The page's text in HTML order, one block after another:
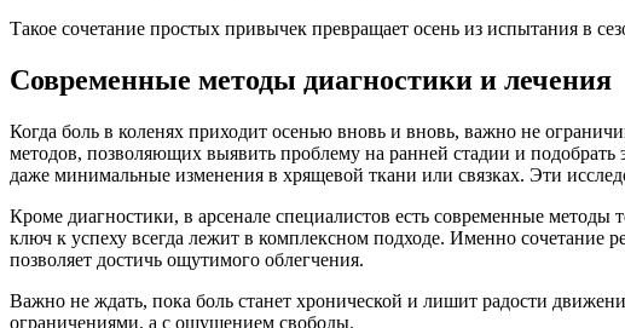
Такое сочетание простых привычек превращает осень из испытания в
Современные методы диагностики и лечения
Когда боль в коленях приходит осенью вновь и вновь, важно не
методов, позволяющих выявить проблему на ранней стадии и
даже минимальные изменения в хрящевой ткани или связках. Эти
Кроме диагностики, в арсенале специалистов есть современные
ключ к успеху всегда лежит в комплексном подходе. Именно сочетание
позволяет достичь ощутимого облегчения.
Важно не ждать, пока боль станет хронической и лишит радости
ограничениями, а с ощущением свободы.